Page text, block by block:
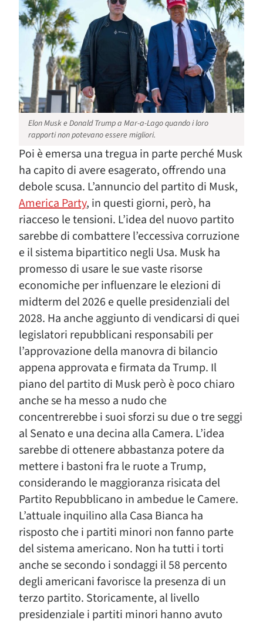
Elon Musk e Donald Trump a Mar-a-Lago quando i loro
rapporti non potevano essere migliori.
Poi è emersa una tregua in parte perché Musk
ha capito di avere esagerato, offrendo una
debole scusa. L’annuncio del partito di Musk,
America Party, in questi giorni, però, ha
riacceso le tensioni. L’idea del nuovo partito
sarebbe di combattere l’eccessiva corruzione
e il sistema bipartitico negli Usa. Musk ha
promesso di usare le sue vaste risorse
economiche per influenzare le elezioni di
midterm del 2026 e quelle presidenziali del
2028. Ha anche aggiunto di vendicarsi di quei
legislatori repubblicani responsabili per
l’approvazione della manovra di bilancio
appena approvata e firmata da Trump. Il
piano del partito di Musk però è poco chiaro
anche se ha messo a nudo che
concentrerebbe i suoi sforzi su due o tre seggi
al Senato e una decina alla Camera. L’idea
sarebbe di ottenere abbastanza potere da
mettere i bastoni fra le ruote a Trump,
considerando le maggioranza risicata del
Partito Repubblicano in ambedue le Camere.
L’attuale inquilino alla Casa Bianca ha
risposto che i partiti minori non fanno parte
del sistema americano. Non ha tutti i torti
anche se secondo i sondaggi il 58 percento
degli americani favorisce la presenza di un
terzo partito. Storicamente, al livello
presidenziale i partiti minori hanno avuto